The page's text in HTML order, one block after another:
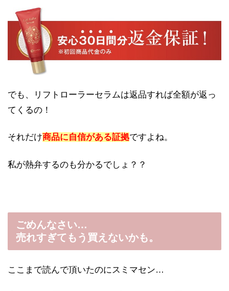
でも、リフトローラーセラムは返品すれば全額が返っ
てくるの！
それだけ商品に自信がある証拠ですよね。
私が熱弁するのも分かるでしょ？？
ごめんなさい…
売れすぎてもう買えないかも。
ここまで読んで頂いたのにスミマセン…